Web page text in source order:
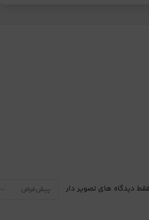
فقط دیدگاه های تصویر دار